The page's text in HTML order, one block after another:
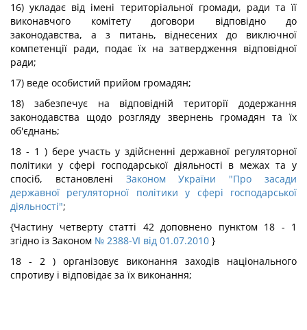
16) укладає від імені територіальної громади, ради та її
виконавчого комітету договори відповідно до
законодавства, а з питань, віднесених до виключної
компетенції ради, подає їх на затвердження відповідної
ради;
17) веде особистий прийом громадян;
18) забезпечує на відповідній території додержання
законодавства щодо розгляду звернень громадян та їх
об'єднань;
18 - 1 ) бере участь у здійсненні державної регуляторної
політики у сфері господарської діяльності в межах та у
спосіб, встановлені Законом України "Про засади
державної регуляторної політики у сфері господарської
діяльності";
{Частину четверту статті 42 доповнено пунктом 18 - 1
згідно із Законом № 2388-VI від 01.07.2010 }
18 - 2 ) організовує виконання заходів національного
спротиву і відповідає за їх виконання;